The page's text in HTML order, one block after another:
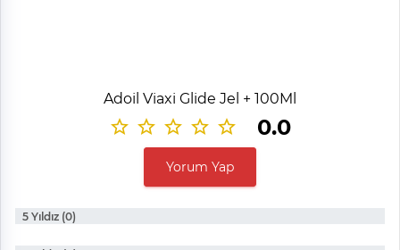
Adoil Viaxi Glide Jel + 100Ml
0.0
Yorum Yap
5 Yıldız (0)